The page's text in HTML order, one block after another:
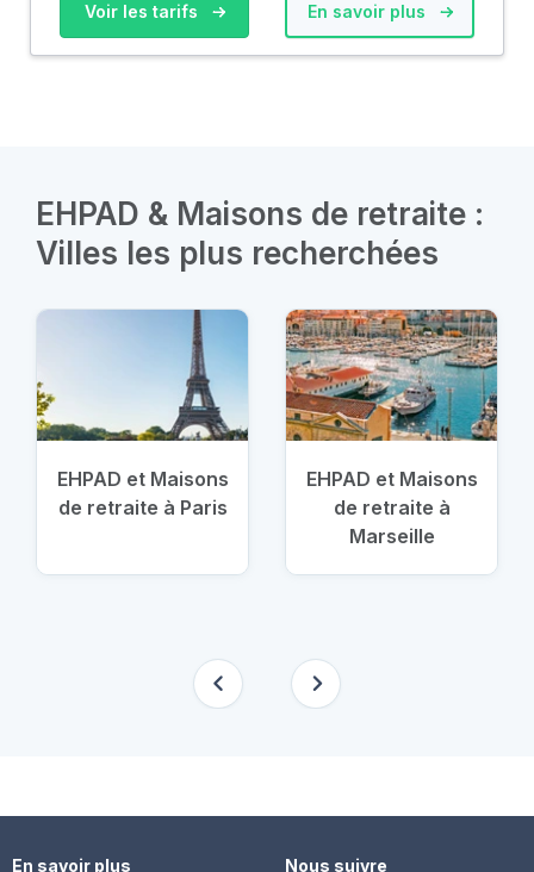
Voir les tarifs En savoir plus
EHPAD & Maisons de retraite :
Villes les plus recherchées
EHPAD et Maisons
de retraite à Paris
EHPAD et Maisons
de retraite à
Marseille
En savoir plus Nous suivre